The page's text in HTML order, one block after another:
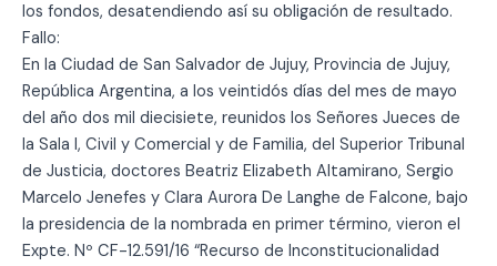
los fondos, desatendiendo así su obligación de resultado.
Fallo:
En la Ciudad de San Salvador de Jujuy, Provincia de Jujuy,
República Argentina, a los veintidós días del mes de mayo
del año dos mil diecisiete, reunidos los Señores Jueces de
la Sala I, Civil y Comercial y de Familia, del Superior Tribunal
de Justicia, doctores Beatriz Elizabeth Altamirano, Sergio
Marcelo Jenefes y Clara Aurora De Langhe de Falcone, bajo
la presidencia de la nombrada en primer término, vieron el
Expte. Nº CF-12.591/16 “Recurso de Inconstitucionalidad